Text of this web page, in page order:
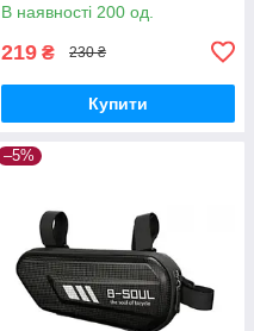
В наявності 200 од.
219 ₴ 230 ₴
Купити
–5%